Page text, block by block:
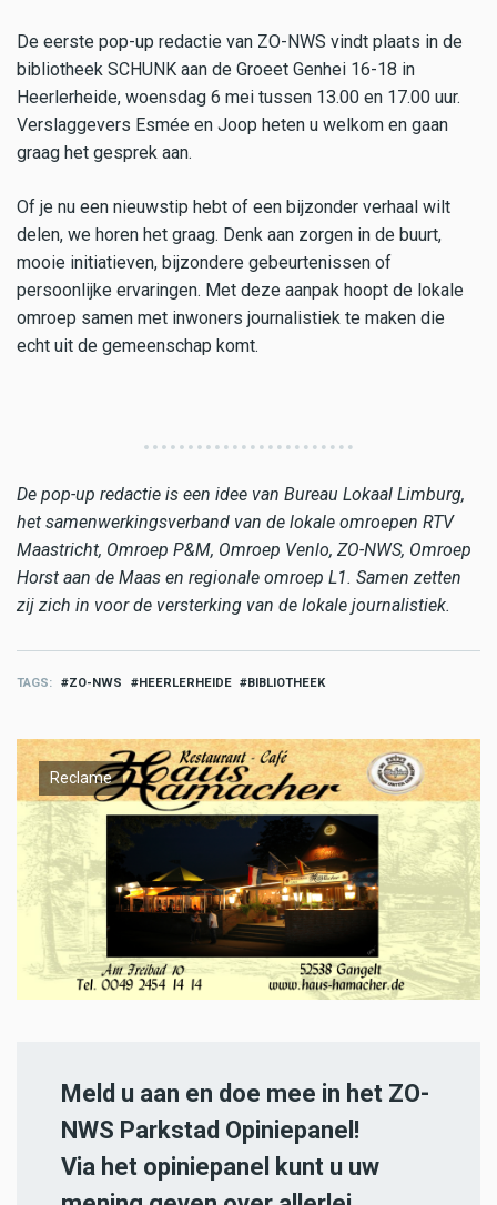
De eerste pop-up redactie van ZO-NWS vindt plaats in de
bibliotheek SCHUNK aan de Groeet Genhei 16-18 in
Heerlerheide, woensdag 6 mei tussen 13.00 en 17.00 uur.
Verslaggevers Esmée en Joop heten u welkom en gaan
graag het gesprek aan.
Of je nu een nieuwstip hebt of een bijzonder verhaal wilt
delen, we horen het graag. Denk aan zorgen in de buurt,
mooie initiatieven, bijzondere gebeurtenissen of
persoonlijke ervaringen. Met deze aanpak hoopt de lokale
omroep samen met inwoners journalistiek te maken die
echt uit de gemeenschap komt.
De pop-up redactie is een idee van Bureau Lokaal Limburg,
het samenwerkingsverband van de lokale omroepen RTV
Maastricht, Omroep P&M, Omroep Venlo, ZO-NWS, Omroep
Horst aan de Maas en regionale omroep L1. Samen zetten
zij zich in voor de versterking van de lokale journalistiek.
TAGS ZO-NWS HEERLERHEIDE BIBLIOTHEEK
Reclame
Meld u aan en doe mee in het ZO-
NWS Parkstad Opiniepanel!
Via het opiniepanel kunt u uw